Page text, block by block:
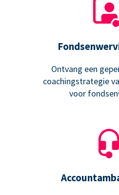
Ontvang een
coachingstrategie
voor